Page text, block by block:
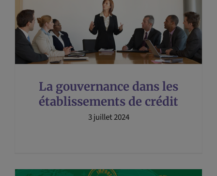
La gouvernance dans les
établissements de crédit
3 juillet 2024